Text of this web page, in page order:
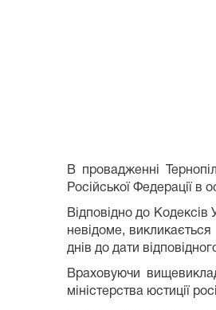
В провадженні
Російської Федерації в
Відповідно до
невідоме,
днів до дати
Враховуючи
міністерства юстиції